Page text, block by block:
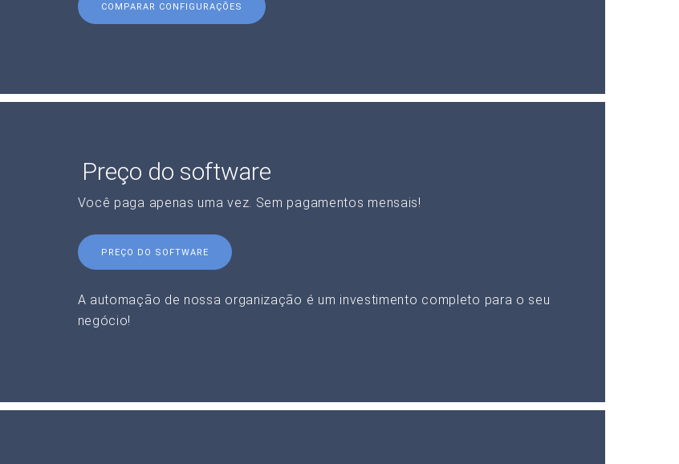
COMPARAR CONFIGURAÇÕES
Preço do software
Você paga apenas uma vez. Sem pagamentos mensais!
PREÇO DO SOFTWARE
A automação de nossa organização é um investimento completo para o seu
negócio!